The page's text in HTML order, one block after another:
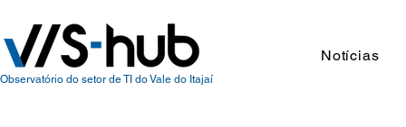
Observatório do setor de TI do Vale do Itajaí
Notícias